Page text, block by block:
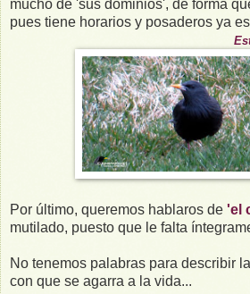
mucho de 'sus dominios', de forma
pues tiene horarios y posaderos ya
Por último, queremos hablaros de 'el
mutilado, puesto que le falta
No tenemos palabras para describir
con que se agarra a la vida...